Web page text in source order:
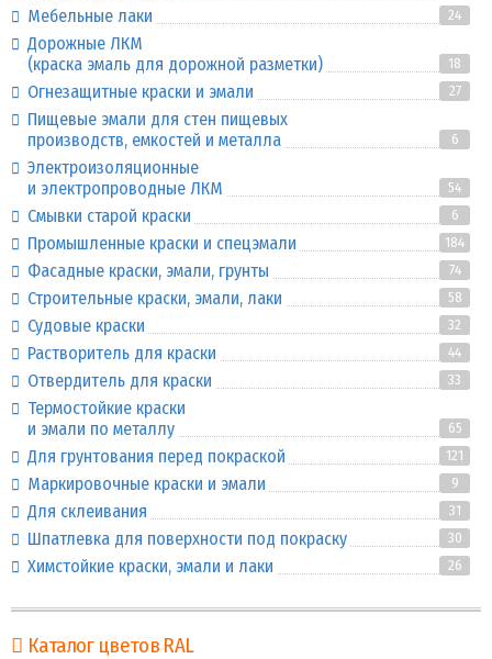
Мебельные лаки 24
Дорожные ЛКМ
(краска эмаль для дорожной разметки)
18
Огнезащитные краски и эмали 27
Пищевые эмали для стен пищевых
производств, емкостей и металла
6
Электроизоляционные
и электропроводные ЛКМ
54
Смывки старой краски 6
Промышленные краски и спецэмали 184
Фасадные краски, эмали, грунты 74
Строительные краски, эмали, лаки 58
Судовые краски 32
Растворитель для краски 44
Отвердитель для краски 33
Термостойкие краски
и эмали по металлу
65
Для грунтования перед покраской 121
Маркировочные краски и эмали 9
Для склеивания 31
Шпатлевка для поверхности под покраску 30
Химстойкие краски, эмали и лаки 26
Каталог цветов RAL